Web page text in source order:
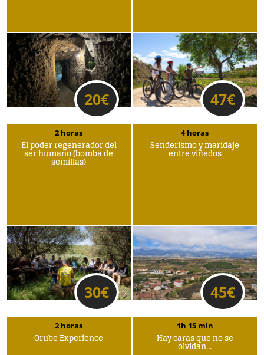
20€ 47€
2 horas
El poder regenerador del
ser humano (bomba de
semillas)
30€
2 horas
Orube Experience
1h 15 min
Hay caras que no se
olvidan…
4 horas
Senderismo y maridaje
entre viñedos
45€